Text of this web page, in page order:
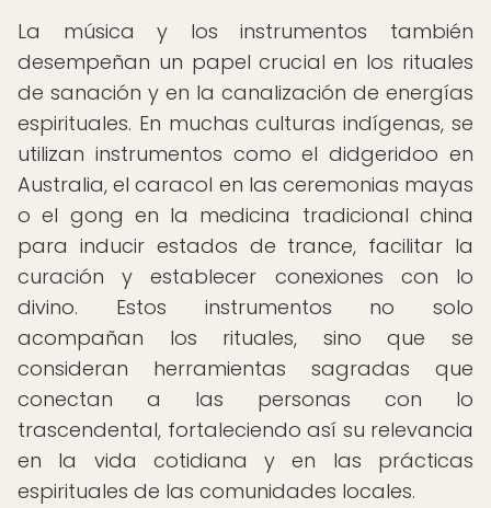
La música y los instrumentos también
desempeñan un papel crucial en los rituales
de sanación y en la canalización de energías
espirituales. En muchas culturas indígenas, se
utilizan instrumentos como el didgeridoo en
Australia, el caracol en las ceremonias mayas
o el gong en la medicina tradicional china
para inducir estados de trance, facilitar la
curación y establecer conexiones con lo
divino. Estos instrumentos no solo
acompañan los rituales, sino que se
consideran herramientas sagradas que
conectan a las personas con lo
trascendental, fortaleciendo así su relevancia
en la vida cotidiana y en las prácticas
espirituales de las comunidades locales.